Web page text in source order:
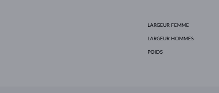
LARGEUR FEMME
LARGEUR HOMMES
POIDS